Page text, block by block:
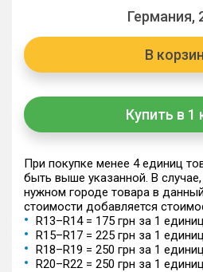
Германия,
В
Купить в 1
При покупке менее 4 единиц
быть выше указанной. В
нужном городе товара в
стоимости добавляется
R13–R14 = 175 грн за 1
R15–R17 = 225 грн за 1
R18–R19 = 250 грн за 1
R20–R22 = 250 грн за 1